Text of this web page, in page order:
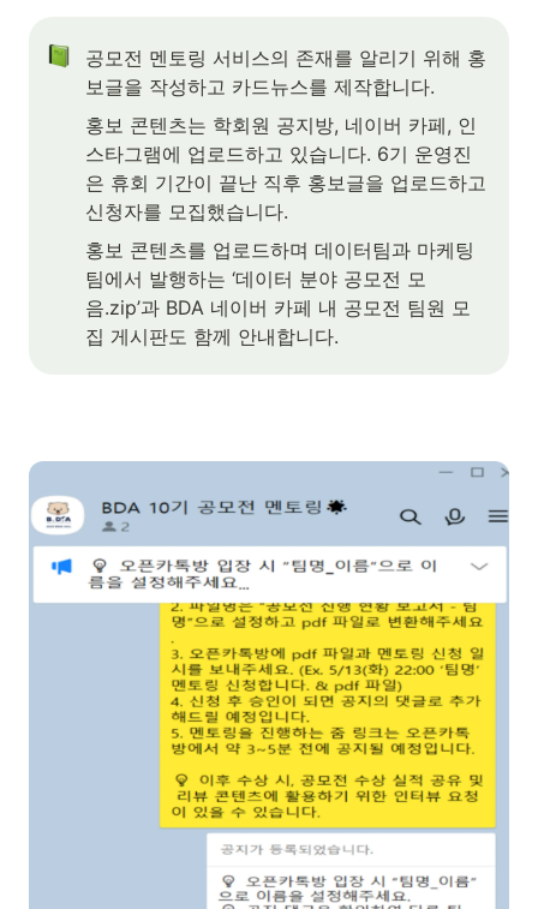
공모전 멘토링 서비스의 존재를 알리기 위해 홍
보글을 작성하고 카드뉴스를 제작합니다.
홍보 콘텐츠는 학회원 공지방, 네이버 카페, 인
스타그램에 업로드하고 있습니다. 6기 운영진
은 휴회 기간이 끝난 직후 홍보글을 업로드하고
신청자를 모집했습니다.
홍보 콘텐츠를 업로드하며 데이터팀과 마케팅
팀에서 발행하는 ‘데이터 분야 공모전 모
음.zip’과 BDA 네이버 카페 내 공모전 팀원 모
집 게시판도 함께 안내합니다.